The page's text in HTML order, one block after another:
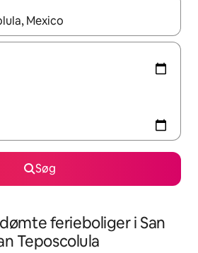
skal du navigere med
Søg
ferieboliger i San
Teposcolula